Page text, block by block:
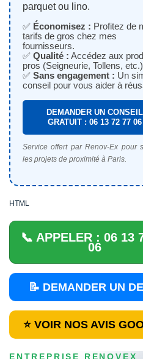
parquet ou lino.
✅ Économisez : Profitez de
tarifs de gros chez mes
fournisseurs.
✅ Qualité : Accédez aux
pros (Seigneurie, Tollens,
✅ Sans engagement : Un
conseil pour vous aider à
DEMANDER UN CONSEIL
GRATUIT : 06 13 72 77 06
Service offert par Renov-Ex pour
les projets de proximité à Paris.
HTML
📞 APPELER : 06 13
06
📝 DEMANDER UN
⭐ VOIR NOS AVIS
ENTREPRISE RENOVEX